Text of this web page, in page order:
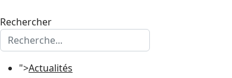
Rechercher
">Actualités